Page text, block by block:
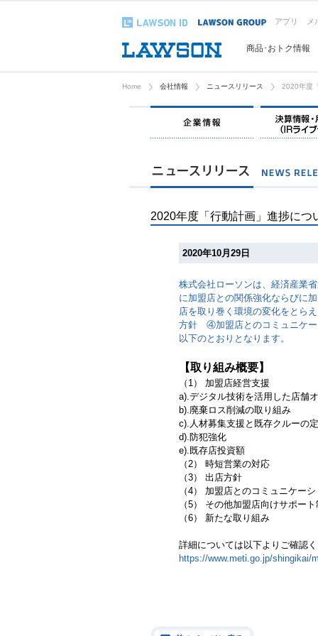
アプリ メ
商品･おトク情報
Home 会社情報 ニュースリリース 2020年度
企業情報
2020年度「行動計画」進捗につ
2020年10月29日
株式会社ローソンは、経済産業
に加盟店との関係強化ならびに
店を取り巻く環境の変化をと
方針 ④加盟店とのコミュニケー
以下のとおりとなります。
【取り組み概要】
（1） 加盟店経営支援
a).デジタル技術を活用した店舗
b).廃棄ロス削減の取り組み
c).人材募集支援と既存クルーの
d).防犯強化
e).既存店投資額
（2） 時短営業の対応
（3） 出店方針
（4） 加盟店とのコミュニケーシ
（5） その他加盟店向けサポー
（6） 新たな取り組み
詳細については以下よりご確認く
https://www.meti.go.jp/shingikai/